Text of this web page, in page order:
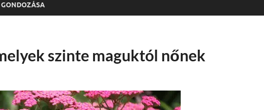
szinte maguktól nőnek